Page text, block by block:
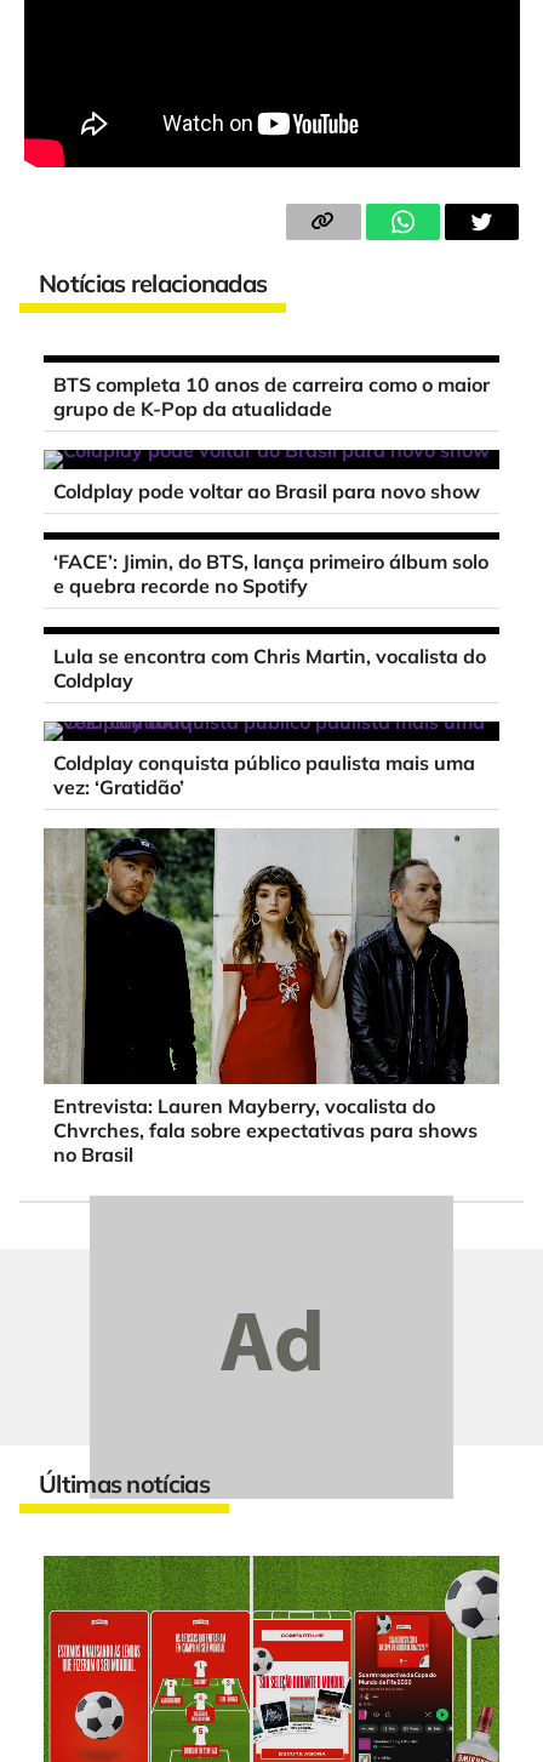
Notícias relacionadas
BTS completa 10 anos de carreira como o maior
grupo de K-Pop da atualidade
Coldplay pode voltar ao Brasil para novo show
‘FACE’: Jimin, do BTS, lança primeiro álbum solo
e quebra recorde no Spotify
Lula se encontra com Chris Martin, vocalista do
Coldplay
Coldplay conquista público paulista mais uma
vez: ‘Gratidão’
Entrevista: Lauren Mayberry, vocalista do
Chvrches, fala sobre expectativas para shows
no Brasil
Últimas notícias